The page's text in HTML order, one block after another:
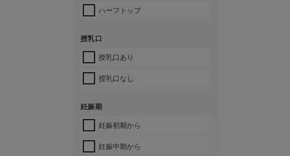
ハーフトップ
授乳口
授乳口あり
授乳口なし
妊娠期
妊娠初期から
妊娠中期から